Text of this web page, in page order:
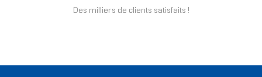
Des milliers de clients satisfaits !